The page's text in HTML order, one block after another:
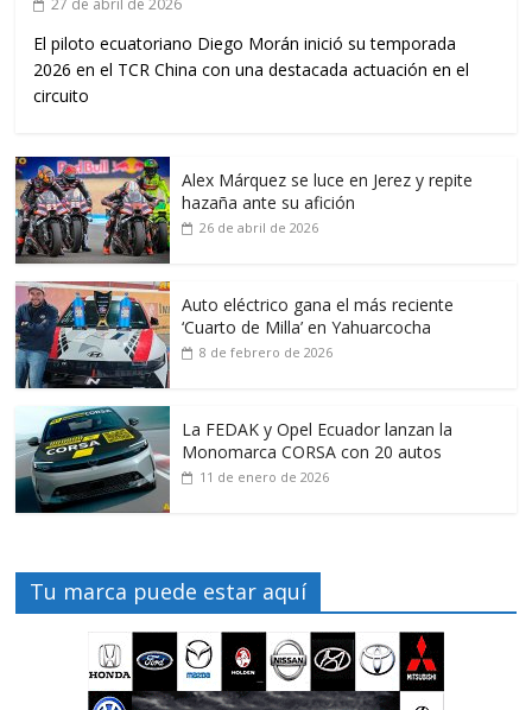
27 de abril de 2026
El piloto ecuatoriano Diego Morán inició su temporada
2026 en el TCR China con una destacada actuación en el
circuito
Alex Márquez se luce en Jerez y repite
hazaña ante su afición
26 de abril de 2026
Auto eléctrico gana el más reciente
‘Cuarto de Milla’ en Yahuarcocha
8 de febrero de 2026
La FEDAK y Opel Ecuador lanzan la
Monomarca CORSA con 20 autos
11 de enero de 2026
Tu marca puede estar aquí